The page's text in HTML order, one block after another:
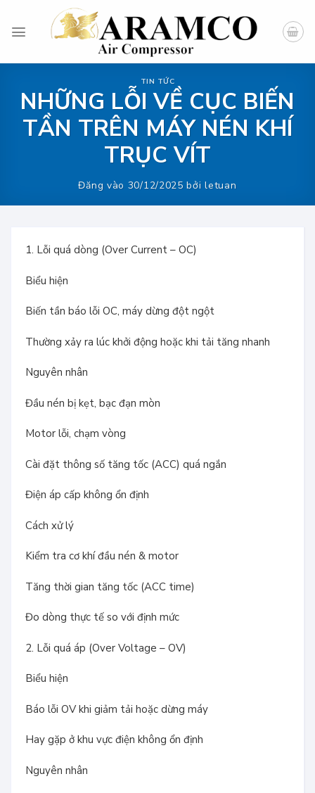
TIN TỨC
NHỮNG LỖI VỀ CỤC BIẾN
TẦN TRÊN MÁY NÉN KHÍ
TRỤC VÍT
Đăng vào 30/12/2025bởiletuan
1. Lỗi quá dòng (Over Current – OC)
Biểu hiện
Biến tần báo lỗi OC, máy dừng đột ngột
Thường xảy ra lúc khởi động hoặc khi tải tăng nhanh
Nguyên nhân
Đầu nén bị kẹt, bạc đạn mòn
Motor lỗi, chạm vòng
Cài đặt thông số tăng tốc (ACC) quá ngắn
Điện áp cấp không ổn định
Cách xử lý
Kiểm tra cơ khí đầu nén & motor
Tăng thời gian tăng tốc (ACC time)
Đo dòng thực tế so với định mức
2. Lỗi quá áp (Over Voltage – OV)
Biểu hiện
Báo lỗi OV khi giảm tải hoặc dừng máy
Hay gặp ở khu vực điện không ổn định
Nguyên nhân